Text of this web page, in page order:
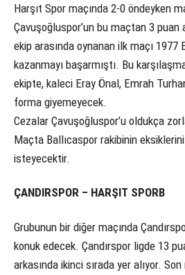
Harşıt Spor maçında 2-0 öndeyken
Çavuşoğluspor’un bu maçtan 3 puan
ekip arasında oynanan ilk maçı 1977
kazanmayı başarmıştı. Bu
ekipte, kaleci Eray Önal, Emrah
forma giyemeyecek.
Cezalar Çavuşoğluspor’u oldukça
Maçta Ballıcaspor rakibinin
isteyecektir.
ÇANDIRSPOR – HARŞIT SPORB
Grubunun bir diğer maçında
konuk edecek. Çandırspor ligde 13
arkasında ikinci sırada yer alıyor. Son